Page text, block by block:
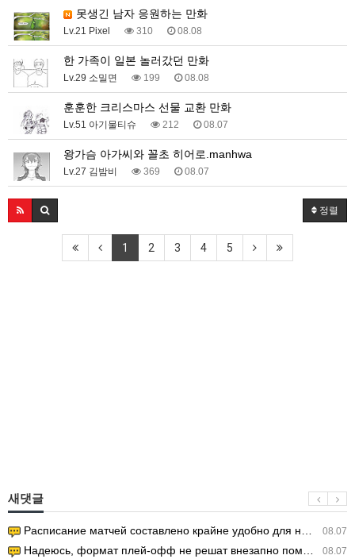
못생긴 남자 응원하는 만화
Lv.21 Pixel 310 08.08
한 가족이 일본 놀러갔던 만화
Lv.29 소밀면 199 08.08
훈훈한 크리스마스 선물 교환 만화
Lv.51 아기물티슈 212 08.07
왕가슴 아가씨와 꼴초 히어로.manhwa
Lv.27 김밤비 369 08.07
정렬
1 2 3 4 5
새댓글
08.07
Расписание матчей составлено крайне удобно для нашего часово…
08.07
Надеюсь, формат плей-офф не решат внезапно поменять. https:/…